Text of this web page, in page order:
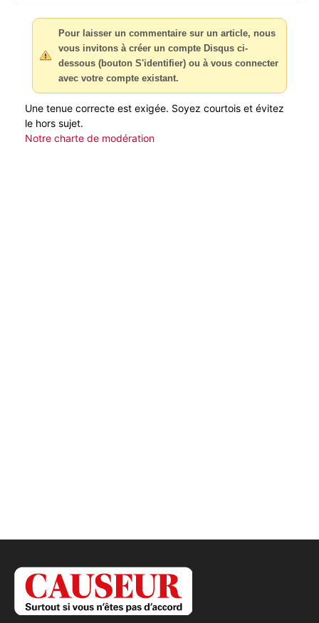
Pour laisser un commentaire sur un article, nous
vous invitons à créer un compte Disqus ci-
dessous (bouton S'identifier) ou à vous connecter
avec votre compte existant.
Une tenue correcte est exigée. Soyez courtois et évitez
le hors sujet.
Notre charte de modération